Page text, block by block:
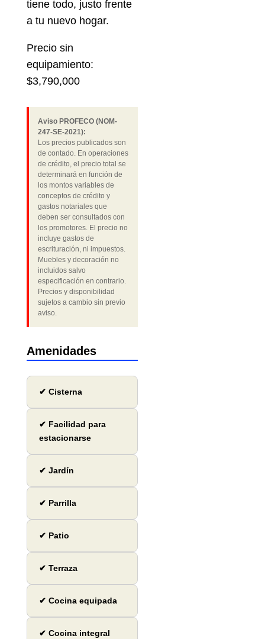
tiene todo, justo frente
a tu nuevo hogar.
Precio sin
equipamiento:
$3,790,000
Aviso PROFECO (NOM-
247-SE-2021):
Los precios publicados son
de contado. En operaciones
de crédito, el precio total se
determinará en función de
los montos variables de
conceptos de crédito y
gastos notariales que
deben ser consultados con
los promotores. El precio no
incluye gastos de
escrituración, ni impuestos.
Muebles y decoración no
incluidos salvo
especificación en contrario.
Precios y disponibilidad
sujetos a cambio sin previo
aviso.
Amenidades
✔ Cisterna
✔ Facilidad para
estacionarse
✔ Jardín
✔ Parrilla
✔ Patio
✔ Terraza
✔ Cocina equipada
✔ Cocina integral